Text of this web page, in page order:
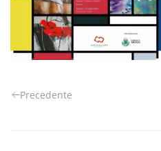
Precedente